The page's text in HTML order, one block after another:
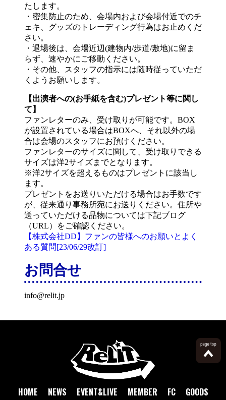
たします。
・密集防止のため、会場内および会場付近でのチ
ェキ、グッズのトレーディング行為はお止めくだ
さい。
・退場後は、会場近辺(建物内/歩道/敷地)に留ま
らず、速やかにご移動ください。
・その他、スタッフの指示には随時従っていただ
くようお願いします。
【出演者への(お手紙を含む)プレゼント等に関し
て】
ファンレターのみ、受け取りが可能です。BOX
が設置されている場合はBOXへ、それ以外の場
合は会場のスタッフにお預けください。
ファンレターのサイズに関して、受け取りできる
サイズは洋2サイズまでとなります。
※洋2サイズを超えるものはプレゼントに該当し
ます。
プレゼントをお送りいただける場合はお手数です
が、従来通り事務所宛にお送りください。住所や
送っていただける品物については下記ブログ
（URL）をご確認ください。
【株式会社DD】ファンの皆様へのお願いとよく
ある質問[23/06/29改訂]
お問合せ
info@relit.jp
HOME NEWS EVENT&LIVE MEMBER FC
GOODS